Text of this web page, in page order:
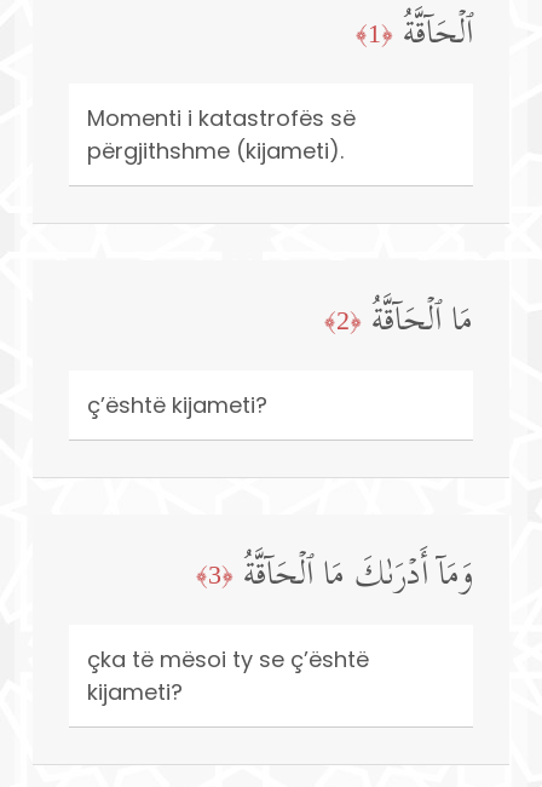
ٱلۡحَاۤقَّةُ ﴿1﴾
Momenti i katastrofës së
përgjithshme (kijameti).
مَا ٱلۡحَاۤقَّةُ ﴿2﴾
ç’është kijameti?
وَمَاۤ أَدۡرَىٰكَ مَا ٱلۡحَاۤقَّةُ ﴿3﴾
çka të mësoi ty se ç’është
kijameti?